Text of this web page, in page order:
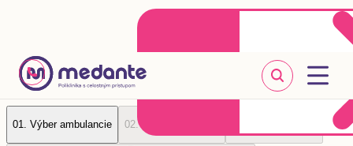
Klientske centrum
+421 2 20 302 303
01. Výber ambulancie 02.